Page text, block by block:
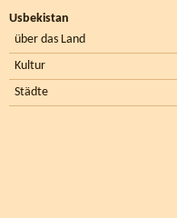
Usbekistan
über das Land
Kultur
Städte